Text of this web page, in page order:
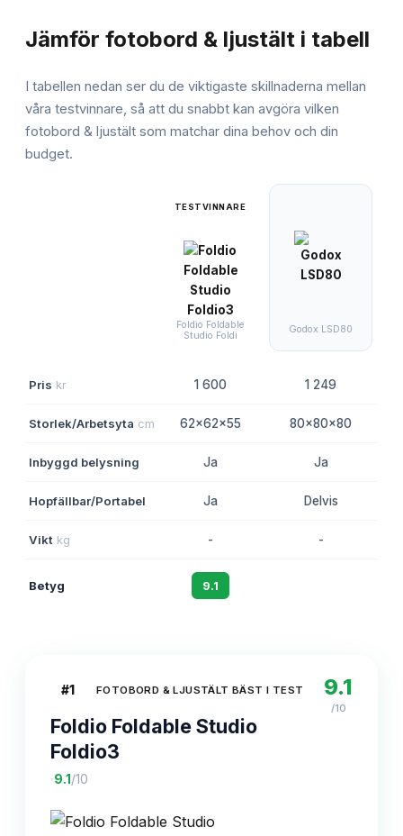
Jämför fotobord & ljustält i tabell
I tabellen nedan ser du de viktigaste skillnaderna mellan
våra testvinnare, så att du snabbt kan avgöra vilken
fotobord & ljustält som matchar dina behov och din
budget.
TESTVINNARE
Foldio Foldable
Studio Foldi
Godox LSD80
Pris kr 1 600 1 249
Storlek/Arbetsyta cm 62x62x55 80x80x80
Inbyggd belysning Ja Ja
Hopfällbar/Portabel Ja Delvis
Vikt kg - -
Betyg 9.1
#1 FOTOBORD & LJUSTÄLT BÄST I TEST
Foldio Foldable Studio
Foldio3
·9.1 /10
9.1
/10